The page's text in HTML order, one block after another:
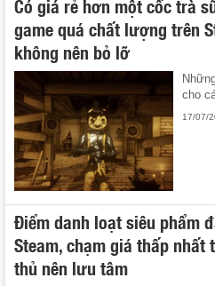
Có giá rẻ hơn một cốc trà
game quá chất lượng trên
không nên bỏ lỡ
cho
17/07/
Điểm danh loạt siêu phẩm
Steam, chạm giá thấp
thủ nên lưu tâm